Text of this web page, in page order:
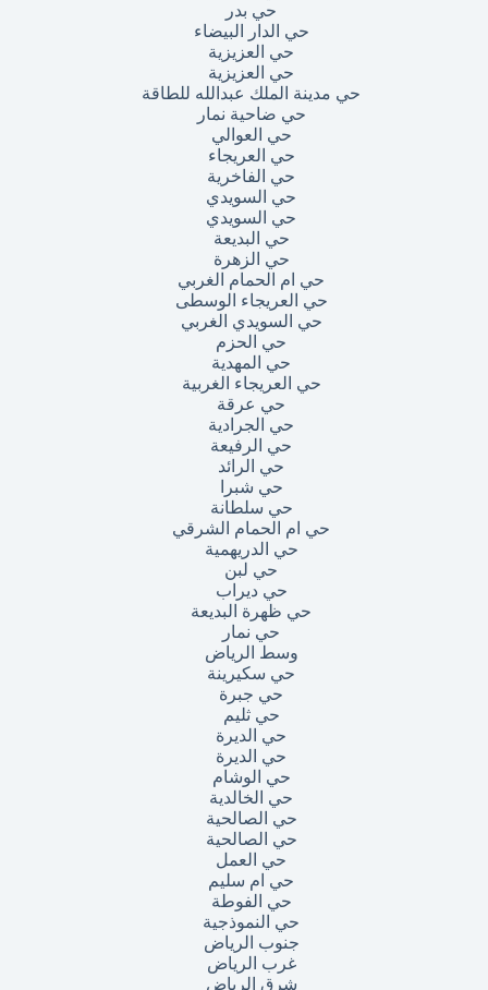
حي بدر
حي الدار البيضاء
حي العزيزية
حي العزيزية
حي مدينة الملك عبدالله للطاقة
حي ضاحية نمار
حي العوالي
حي العريجاء
حي الفاخرية
حي السويدي
حي السويدي
حي البديعة
حي الزهرة
حي ام الحمام الغربي
حي العريجاء الوسطى
حي السويدي الغربي
حي الحزم
حي المهدية
حي العريجاء الغربية
حي عرقة
حي الجرادية
حي الرفيعة
حي الرائد
حي شبرا
حي سلطانة
حي ام الحمام الشرقي
حي الدريهمية
حي لبن
حي ديراب
حي ظهرة البديعة
حي نمار
وسط الرياض
حي سكيرينة
حي جبرة
حي ثليم
حي الديرة
حي الديرة
حي الوشام
حي الخالدية
حي الصالحية
حي الصالحية
حي العمل
حي ام سليم
حي الفوطة
حي النموذجية
جنوب الرياض
غرب الرياض
شرق الرياض